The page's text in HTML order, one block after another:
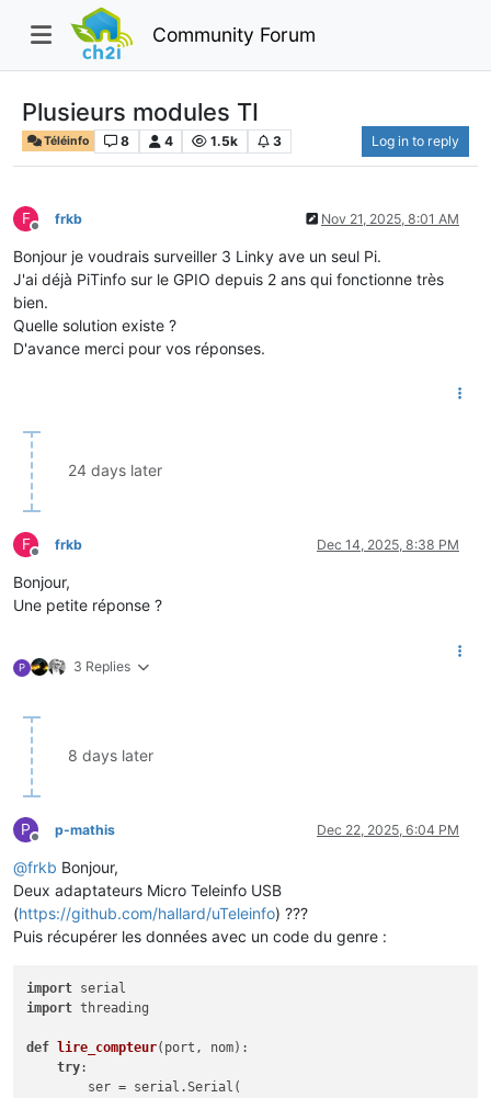
Community Forum
Plusieurs modules TI
Téléinfo 8 4 1.5k 3 Log in to reply
F
Offline
frkb Nov 21, 2025, 8:01 AM
Bonjour je voudrais surveiller 3 Linky ave un seul Pi.
J'ai déjà PiTinfo sur le GPIO depuis 2 ans qui fonctionne très
bien.
Quelle solution existe ?
D'avance merci pour vos réponses.
24 days later
F
Offline
frkb Dec 14, 2025, 8:38 PM
Bonjour,
Une petite réponse ?
P 3 Replies
8 days later
P
Offline
p-mathis Dec 22, 2025, 6:04 PM
@frkb Bonjour,
Deux adaptateurs Micro Teleinfo USB
(https://github.com/hallard/uTeleinfo) ???
Puis récupérer les données avec un code du genre :
import
import threading
def lire_compteur( port, nom):
try:
        ser = serial.Serial(